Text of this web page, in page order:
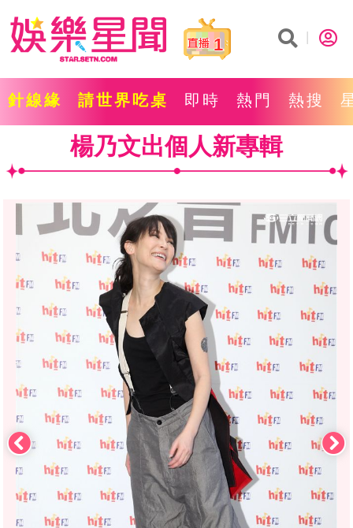
1
針線緣 請世界吃桌 即時 熱門 熱搜
楊乃文出個人新專輯